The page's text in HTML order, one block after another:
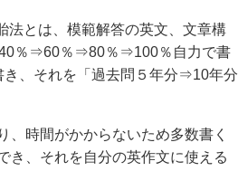
法とは、模範解答の英文、文章構
％⇒60％⇒80％⇒100％自力で書
き、それを「過去問５年分⇒10年分
時間がかからないため多数書く
き、それを自分の英作文に使える